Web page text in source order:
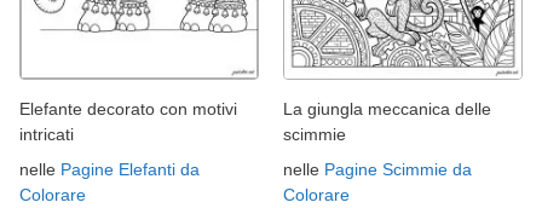
Elefante decorato con motivi
intricati
nelle Pagine Elefanti da
Colorare
La giungla meccanica delle
scimmie
nelle Pagine Scimmie da
Colorare